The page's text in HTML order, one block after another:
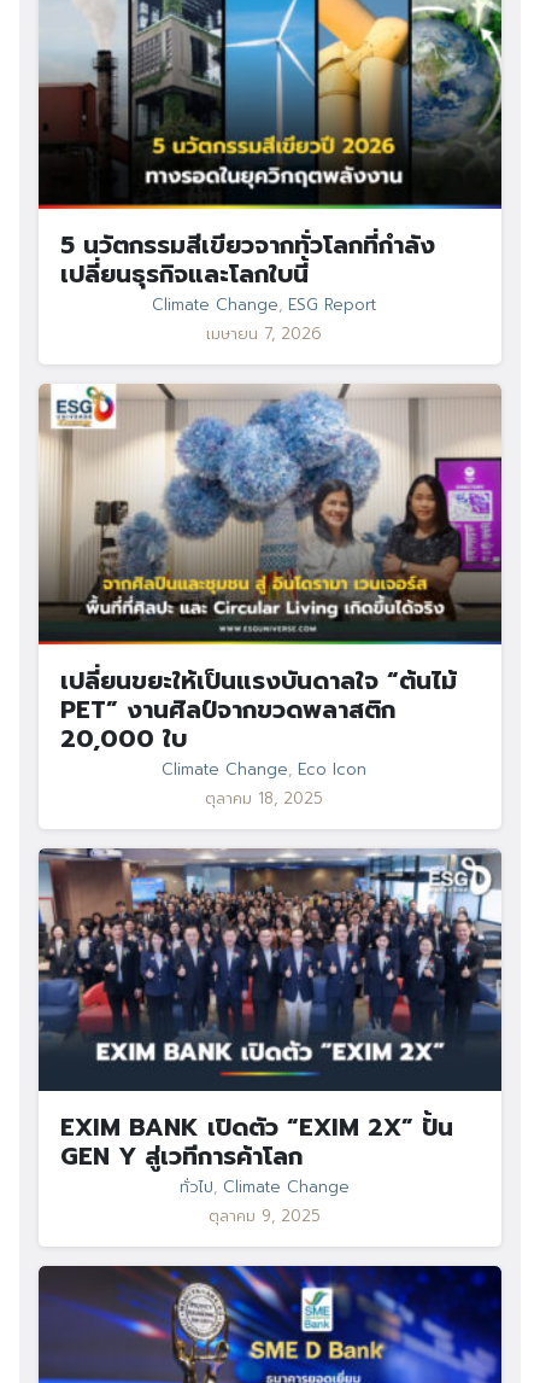
5 นวัตกรรมสีเขียวจากทั่วโลกที่กำลัง
เปลี่ยนธุรกิจและโลกใบนี้
Climate Change, ESG Report
เมษายน 7, 2026
เปลี่ยนขยะให้เป็นแรงบันดาลใจ “ต้นไม้
PET” งานศิลป์จากขวดพลาสติก
20,000 ใบ
Climate Change, Eco Icon
ตุลาคม 18, 2025
EXIM BANK เปิดตัว “EXIM 2X” ปั้น
GEN Y สู่เวทีการค้าโลก
ทั่วไป, Climate Change
ตุลาคม 9, 2025